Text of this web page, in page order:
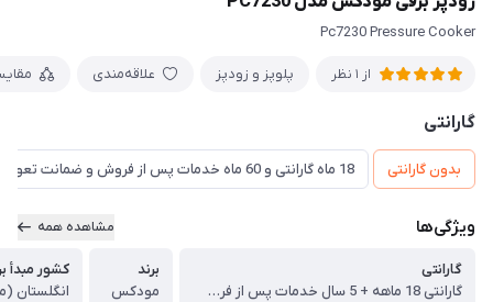
Pc7230 Pressure Cooker
از 1 نظر پلوپز و زودپز علاقه‌مندی
گارانتی
بدون گارانتی 18 ماه گارانتی و 60 ماه خدمات پس از فروش و ضمانت تعویض
ویژگی‌ها مشاهده همه
گارانتی
گارانتی 18 ماهه + 5 سال خدمات پس از فروش + ضمانت تعویض
برند
مودکس
کشور مبدأ
انگلستان